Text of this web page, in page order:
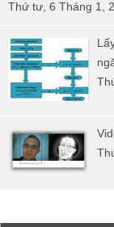
Thứ tư, 6 Tháng 1,